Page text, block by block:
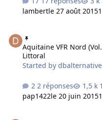
et ce FIX n'est pas un correctif
retrait des doublons de
levitation sur le pont
artéfacs horizontaux sur
bug d'affichage de
- correction flickering
lambertle 27 août 2015
Aquitaine VFR Nord
Littoral
Started bydbalternative
2 réponses
pap1422le 20 juin 2015